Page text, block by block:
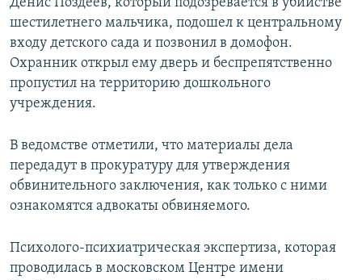
Денис Поздеев, который подозревается в убийстве
шестилетнего мальчика, подошел к центральному
входу детского сада и позвонил в домофон.
Охранник открыл ему дверь и беспрепятственно
пропустил на территорию дошкольного
учреждения.
В ведомстве отметили, что материалы дела
передадут в прокуратуру для утверждения
обвинительного заключения, как только с ними
ознакомятся адвокаты обвиняемого.
Психолого-психиатрическая экспертиза, которая
проводилась в московском Центре имени